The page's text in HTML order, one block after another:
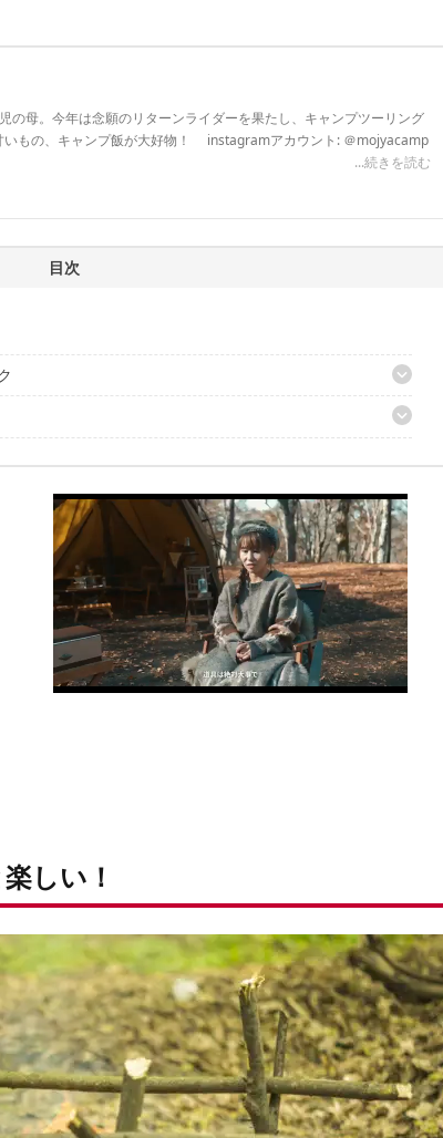
の母。今年は念願のリターンライダーを果たし、キャンプツーリング
いもの、キャンプ飯が大好物！ instagramアカウント: ＠mojyacamp
...続きを読む
目次
しい！